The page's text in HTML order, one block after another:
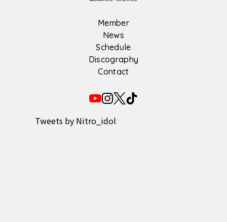
Member
News
Schedule
Discography
Contact
Tweets by Nitro_idol